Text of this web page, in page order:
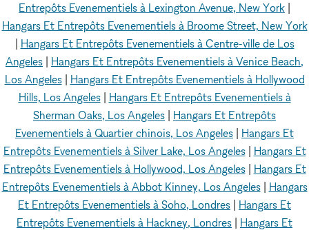
Entrepôts Evenementiels à Lexington Avenue, New York
Hangars Et Entrepôts Evenementiels à Broome Street, New York
Hangars Et Entrepôts Evenementiels à Centre-ville de Los
Angeles
Hangars Et Entrepôts Evenementiels à Venice Beach,
Los Angeles| Hangars Et Entrepôts Evenementiels à Hollywood
Hills, Los Angeles| Hangars Et Entrepôts Evenementiels à
Sherman Oaks, Los Angeles
Hangars Et Entrepôts
Evenementiels à Quartier chinois, Los Angeles
Hangars Et
Entrepôts Evenementiels à Silver Lake, Los Angeles| Hangars Et
Entrepôts Evenementiels à Hollywood, Los Angeles| Hangars Et
Entrepôts Evenementiels à Abbot Kinney, Los Angeles| Hangars
Et Entrepôts Evenementiels à Soho, Londres
Hangars Et
Entrepôts Evenementiels à Hackney, Londres
Hangars Et